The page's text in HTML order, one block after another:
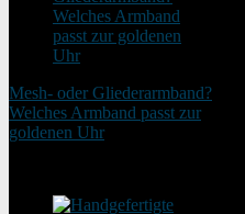
Mesh- oder Gliederarmband?
Welches Armband passt zur
goldenen Uhr